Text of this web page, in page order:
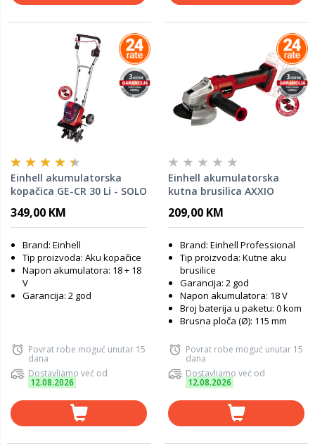
Einhell akumulatorska
kopačica GE-CR 30 Li - SOLO
349,00 KM
Brand: Einhell
Tip proizvoda: Aku kopačice
Napon akumulatora: 18 + 18
V
Garancija: 2 god
Povrat robe moguć unutar 15
dana
Dostavljamo već od
12.08.2026
Einhell akumulatorska
kutna brusilica AXXIO
209,00 KM
Brand: Einhell Professional
Tip proizvoda: Kutne aku
brusilice
Garancija: 2 god
Napon akumulatora: 18 V
Broj baterija u paketu: 0 kom
Brusna ploča (Ø): 115 mm
Povrat robe moguć unutar 15
dana
Dostavljamo već od
12.08.2026